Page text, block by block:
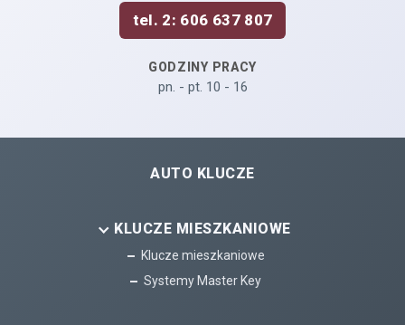
tel. 2: 606 637 807
GODZINY PRACY
pn. - pt. 10 - 16
AUTO KLUCZE
KLUCZE MIESZKANIOWE
Klucze mieszkaniowe
Systemy Master Key